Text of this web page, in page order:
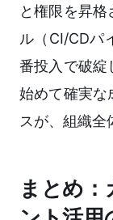
と権限を昇
ル（CI/CDパ
番投入で破綻
始めて確実な
スが、組織全
まとめ